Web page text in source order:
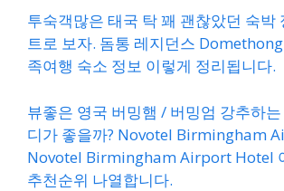
투숙객많은 태국 탁 꽤 괜찮았던 숙박
트로 보자. 돔통 레지던스
족여행 숙소 정보 이렇게 정리됩니다.
뷰좋은 영국 버밍햄 / 버밍엄 강추하
디가 좋을까? Novotel Birmingham
Novotel Birmingham Airport Hotel
추천순위 나열합니다.